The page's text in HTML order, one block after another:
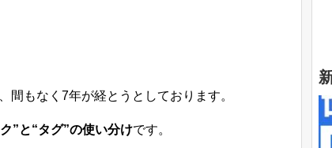
間もなく7年が経とうとしております。
”と“タグ”の使い分けです。